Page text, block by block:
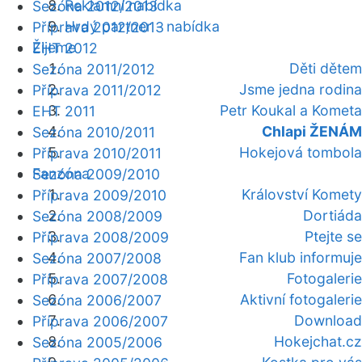
Reklamní nabídka
Hrdý partner - nabídka
Žijeme
Děti dětem
Jsme jedna rodina
Petr Koukal a Kometa
Chlapi ŽENÁM
Hokejová tombola
Fanzóna
Království Komety
Dortiáda
Ptejte se
Fan klub informuje
Fotogalerie
Aktivní fotogalerie
Download
Hokejchat.cz
Sezóna 2012/2013
Příprava 2012/2013
EHT 2012
Sezóna 2011/2012
Příprava 2011/2012
EHT 2011
Sezóna 2010/2011
Příprava 2010/2011
Sezóna 2009/2010
Příprava 2009/2010
Sezóna 2008/2009
Příprava 2008/2009
Sezóna 2007/2008
Příprava 2007/2008
Sezóna 2006/2007
Příprava 2006/2007
Sezóna 2005/2006